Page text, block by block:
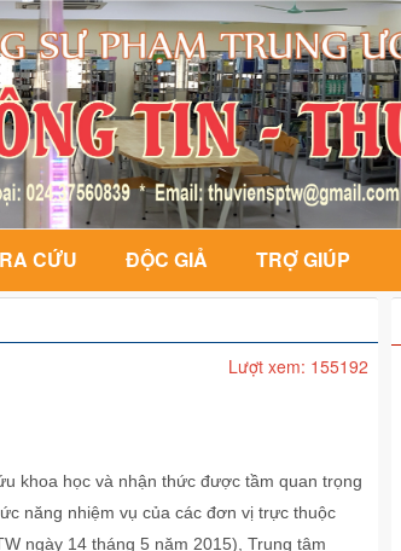
CỨU ĐỘC GIẢ TRỢ GIÚP
Lượt xem: 155192
khoa học và nhận thức được tầm quan trọng
năng nhiệm vụ của các đơn vị trực thuộc
ngày 14 tháng 5 năm 2015), Trung tâm